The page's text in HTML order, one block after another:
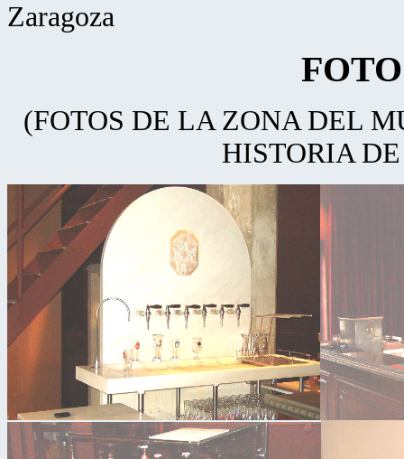
Zaragoza
(FOTOS DE LA ZONA DEL
HISTORIA